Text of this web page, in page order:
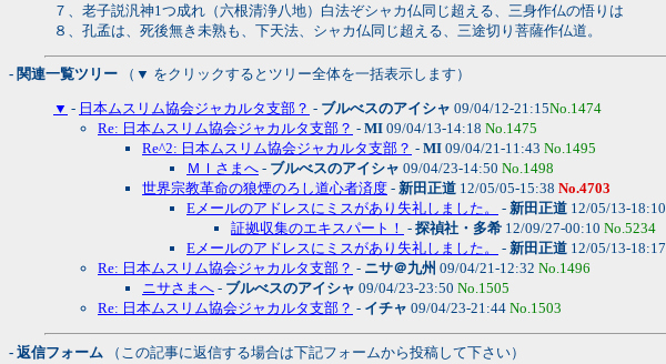
７、老子説汎神1つ成れ（六根清浄八地）白法ぞシャカ仏同じ超える、三身作仏の悟りは
８、孔孟は、死後無き未熟も、下天法、シャカ仏同じ超える、三途切り菩薩作仏道。
- 関連一覧ツリー （▼ をクリックするとツリー全体を一括表示します）
▼ - 日本ムスリム協会ジャカルタ支部？ - ブルべスのアイシャ 09/04/12-21:15No.1474
Re: 日本ムスリム協会ジャカルタ支部？ - MI 09/04/13-14:18 No.1475
Re^2: 日本ムスリム協会ジャカルタ支部？ - MI 09/04/21-11:43 No.1495
ＭＩさまへ - ブルべスのアイシャ 09/04/23-14:50 No.1498
世界宗教革命の狼煙のろし道心者済度 - 新田正道 12/05/05-15:38 No.4703
Eメールのアドレスにミスがあり失礼しました。
- 新田正道 12/05/13-18:10
証拠収集のエキスパート！ - 探禎社・多希 12/09/27-00:10 No.5234
Eメールのアドレスにミスがあり失礼しました。
- 新田正道 12/05/13-18:17
Re: 日本ムスリム協会ジャカルタ支部？ - ニサ＠九州 09/04/21-12:32 No.1496
ニサさまへ - ブルべスのアイシャ 09/04/23-23:50 No.1505
Re: 日本ムスリム協会ジャカルタ支部？ - イチャ 09/04/23-21:44 No.1503
- 返信フォーム （この記事に返信する場合は下記フォームから投稿して下さい）